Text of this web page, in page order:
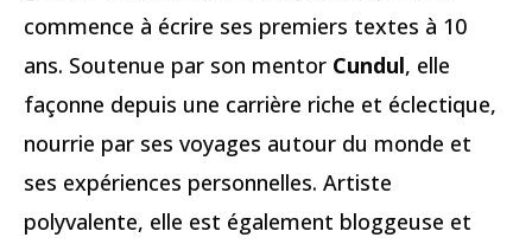
commence à écrire ses premiers textes à 10
ans. Soutenue par son mentor Cundul, elle
façonne depuis une carrière riche et éclectique,
nourrie par ses voyages autour du monde et
ses expériences personnelles. Artiste
polyvalente, elle est également bloggeuse et